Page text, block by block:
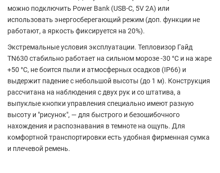
можно подключить Power Bank (USB-C, 5V 2A) или
использовать энергосберегающий режим (доп. функции не
работают, а яркость фиксируется на 20%).
Экстремальные условия эксплуатации. Тепловизор Гайд
TN630 стабильно работает на сильном морозе -30 °C и на жаре
+50 °C, не боится пыли и атмосферных осадков (IP66) и
выдержит падение с небольшой высоты (до 1 м). Конструкция
рассчитана на наблюдения с двух рук и со штатива, а
выпуклые кнопки управления специально имеют разную
высоту и "рисунок", — для быстрого и безошибочного
нахождения и распознавания в темноте на ощупь. Для
комфортной транспортировки есть удобная фирменная сумка
и плечевой ремень.